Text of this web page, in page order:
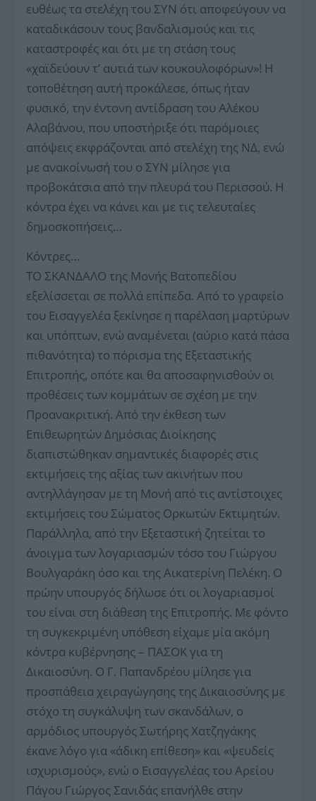
ευθέως τα στελέχη του ΣΥΝ ότι αποφεύγουν να
καταδικάσουν τους βανδαλισμούς και τις
καταστροφές και ότι με τη στάση τους
«χαϊδεύουν τʼ αυτιά των κουκουλοφόρων»! Η
τοποθέτηση αυτή προκάλεσε, όπως ήταν
φυσικό, την έντονη αντίδραση του Αλέκου
Αλαβάνου, που υποστήριξε ότι παρόμοιες
απόψεις εκφράζονται από στελέχη της ΝΔ, ενώ
με ανακοίνωσή του ο ΣΥΝ μίλησε για
προβοκάτσια από την πλευρά του Περισσού. Η
κόντρα έχει να κάνει και με τις τελευταίες
δημοσκοπήσεις…
Κόντρες…
ΤΟ ΣΚΑΝΔΑΛΟ της Μονής Βατοπεδίου
εξελίσσεται σε πολλά επίπεδα. Από το γραφείο
του Εισαγγελέα ξεκίνησε η παρέλαση μαρτύρων
και υπόπτων, ενώ αναμένεται (αύριο κατά πάσα
πιθανότητα) το πόρισμα της Εξεταστικής
Επιτροπής, οπότε και θα αποσαφηνισθούν οι
προθέσεις των κομμάτων σε σχέση με την
Προανακριτική. Από την έκθεση των
Επιθεωρητών Δημόσιας Διοίκησης
διαπιστώθηκαν σημαντικές διαφορές στις
εκτιμήσεις της αξίας των ακινήτων που
αντηλλάγησαν με τη Μονή από τις αντίστοιχες
εκτιμήσεις του Σώματος Ορκωτών Εκτιμητών.
Παράλληλα, από την Εξεταστική ζητείται το
άνοιγμα των λογαριασμών τόσο του Γιώργου
Βουλγαράκη όσο και της Αικατερίνη Πελέκη. Ο
πρώην υπουργός δήλωσε ότι οι λογαριασμοί
του είναι στη διάθεση της Επιτροπής. Με φόντο
τη συγκεκριμένη υπόθεση είχαμε μία ακόμη
κόντρα κυβέρνησης – ΠΑΣΟΚ για τη
Δικαιοσύνη. Ο Γ. Παπανδρέου μίλησε για
προσπάθεια χειραγώγησης της Δικαιοσύνης με
στόχο τη συγκάλυψη των σκανδάλων, ο
αρμόδιος υπουργός Σωτήρης Χατζηγάκης
έκανε λόγο για «άδικη επίθεση» και «ψευδείς
ισχυρισμούς», ενώ ο Εισαγγελέας του Αρείου
Πάγου Γιώργος Σανιδάς επανήλθε στην